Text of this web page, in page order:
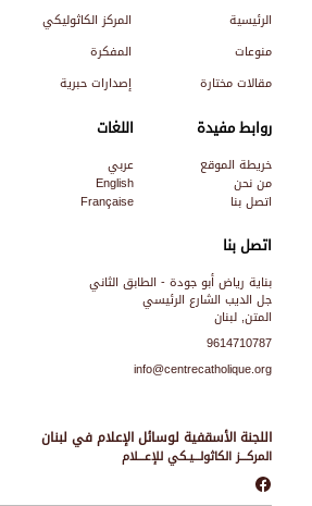
اللجنة الأسقفية لوسائل الإعلام في لبنان
المركـــز الكاثولـــيـكي للإعـــلام
اتصل بنا
بناية رياض أبو جودة - الطابق الثاني
جل الديب الشارع الرئيسي
المتن, لبنان
9614710787
info@centrecatholique.org
الرئيسية المركز الكاثوليكي
منوعات
المفكرة
مقالات مختارة
إصدارات حبرية
روابط مفيدة
خريطة الموقع
من نحن
اتصل بنا
اللغات
عربي
English
Française